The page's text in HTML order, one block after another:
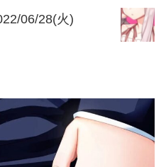
06/28(火)